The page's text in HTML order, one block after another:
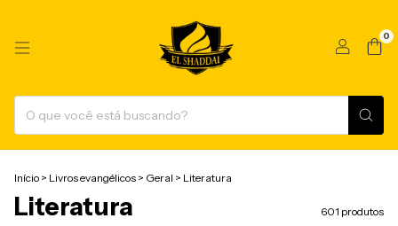
0
Início > Livros evangélicos > Geral > Literatura
Literatura 601 produtos